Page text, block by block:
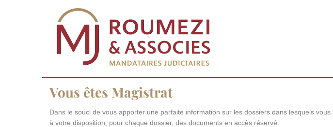
Vous êtes Magistrat
Dans le souci de vous apporter une parfaite information sur les dossiers dans lesquels
à votre disposition, pour chaque dossier, des documents en accès réservé.